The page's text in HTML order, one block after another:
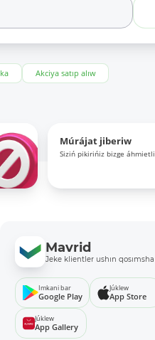
Akciya satıp alıw
Múrájat jiberiw
Siziń pikirińiz bizge áhmietli
Mavrid
Jeke klientler ushın qosımsha
Imkani bar
Google Play
Júklew
App Store
Júklew
App Gallery